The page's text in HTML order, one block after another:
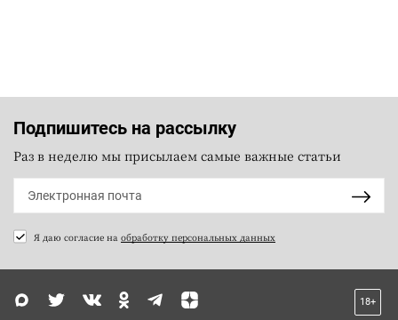
Подпишитесь на рассылку
Раз в неделю мы присылаем самые важные статьи
Я даю согласие на обработку персональных данных
18+